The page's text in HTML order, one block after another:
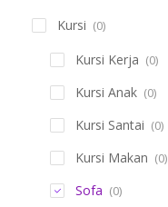
Kursi (0)
Kursi Kerja (0)
Kursi Anak (0)
Kursi Santai (0)
Kursi Makan (0)
Sofa (0)